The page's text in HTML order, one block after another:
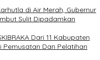
di Air Merah, Gubernur
Sulit Dipadamkan
Dari 11 Kabupaten
Pemusatan Dan Pelatihan